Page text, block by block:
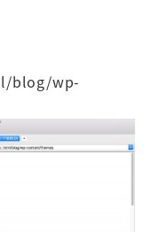
blog/wp-